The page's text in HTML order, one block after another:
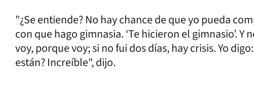
"¿Se entiende? No hay chance de que yo pueda
con que hago gimnasia. ‘Te hicieron el gimnasio’.
voy, porque voy; si no fui dos días, hay crisis. Yo
están? Increíble", dijo.